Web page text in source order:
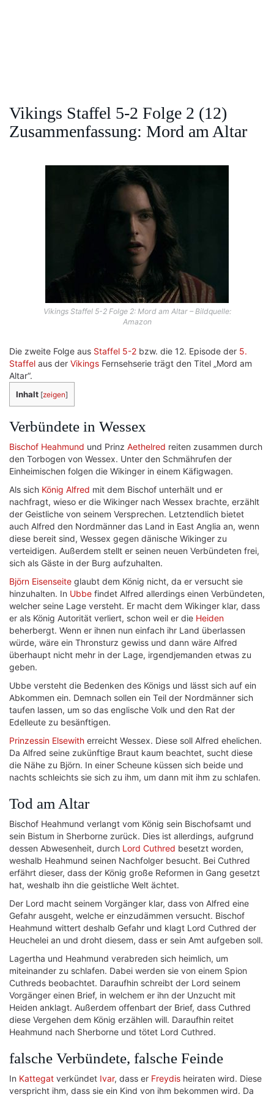
Vikings Staffel 5-2 Folge 2 (12)
Zusammenfassung: Mord am Altar
Vikings Staffel 5-2 Folge 2: Mord am Altar – Bildquelle:
Amazon
Die zweite Folge aus Staffel 5-2 bzw. die 12. Episode der 5.
Staffel aus der Vikings Fernsehserie trägt den Titel „Mord am
Altar“.
Inhalt [zeigen]
Verbündete in Wessex
Bischof Heahmund und Prinz Aethelred reiten zusammen durch
den Torbogen von Wessex. Unter den Schmährufen der
Einheimischen folgen die Wikinger in einem Käfigwagen.
Als sich König Alfred mit dem Bischof unterhält und er
nachfragt, wieso er die Wikinger nach Wessex brachte, erzählt
der Geistliche von seinem Versprechen. Letztendlich bietet
auch Alfred den Nordmänner das Land in East Anglia an, wenn
diese bereit sind, Wessex gegen dänische Wikinger zu
verteidigen. Außerdem stellt er seinen neuen Verbündeten frei,
sich als Gäste in der Burg aufzuhalten.
Björn Eisenseite glaubt dem König nicht, da er versucht sie
hinzuhalten. In Ubbe findet Alfred allerdings einen Verbündeten,
welcher seine Lage versteht. Er macht dem Wikinger klar, dass
er als König Autorität verliert, schon weil er die Heiden
beherbergt. Wenn er ihnen nun einfach ihr Land überlassen
würde, wäre ein Thronsturz gewiss und dann wäre Alfred
überhaupt nicht mehr in der Lage, irgendjemanden etwas zu
geben.
Ubbe versteht die Bedenken des Königs und lässt sich auf ein
Abkommen ein. Demnach sollen ein Teil der Nordmänner sich
taufen lassen, um so das englische Volk und den Rat der
Edelleute zu besänftigen.
Prinzessin Elsewith erreicht Wessex. Diese soll Alfred ehelichen.
Da Alfred seine zukünftige Braut kaum beachtet, sucht diese
die Nähe zu Björn. In einer Scheune küssen sich beide und
nachts schleichts sie sich zu ihm, um dann mit ihm zu schlafen.
Tod am Altar
Bischof Heahmund verlangt vom König sein Bischofsamt und
sein Bistum in Sherborne zurück. Dies ist allerdings, aufgrund
dessen Abwesenheit, durch Lord Cuthred besetzt worden,
weshalb Heahmund seinen Nachfolger besucht. Bei Cuthred
erfährt dieser, dass der König große Reformen in Gang gesetzt
hat, weshalb ihn die geistliche Welt ächtet.
Der Lord macht seinem Vorgänger klar, dass von Alfred eine
Gefahr ausgeht, welche er einzudämmen versucht. Bischof
Heahmund wittert deshalb Gefahr und klagt Lord Cuthred der
Heuchelei an und droht diesem, dass er sein Amt aufgeben soll.
Lagertha und Heahmund verabreden sich heimlich, um
miteinander zu schlafen. Dabei werden sie von einem Spion
Cuthreds beobachtet. Daraufhin schreibt der Lord seinem
Vorgänger einen Brief, in welchem er ihn der Unzucht mit
Heiden anklagt. Außerdem offenbart der Brief, dass Cuthred
diese Vergehen dem König erzählen will. Daraufhin reitet
Heahmund nach Sherborne und tötet Lord Cuthred.
falsche Verbündete, falsche Feinde
In Kattegat verkündet Ivar, dass er Freydis heiraten wird. Diese
verspricht ihm, dass sie ein Kind von ihm bekommen wird. Da